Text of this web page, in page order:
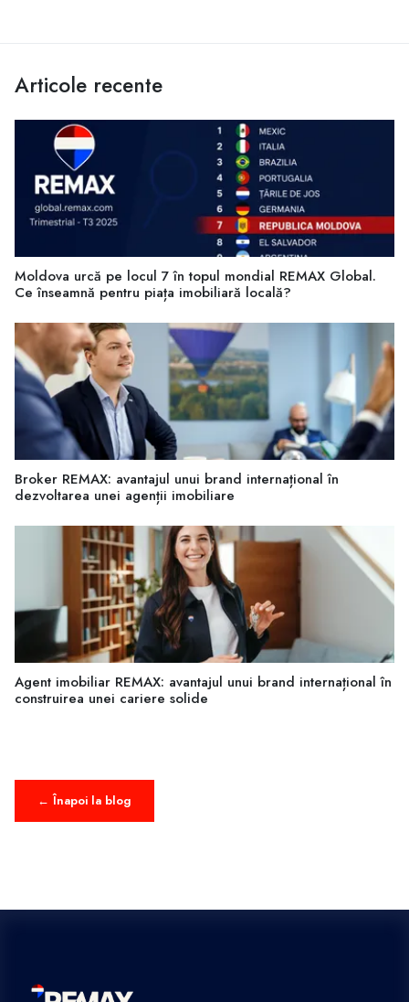
Articole recente
Moldova urcă pe locul 7 în topul mondial REMAX Global.
Ce înseamnă pentru piața imobiliară locală?
Broker REMAX: avantajul unui brand internațional în
dezvoltarea unei agenții imobiliare
Agent imobiliar REMAX: avantajul unui brand internațional în
construirea unei cariere solide
← Înapoi la blog